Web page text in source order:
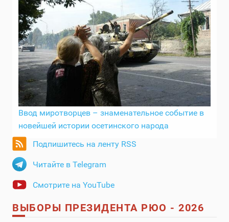
Ввод миротворцев – знаменательное событие в
новейшей истории осетинского народа
Подпишитесь на ленту RSS
Читайте в Telegram
Смотрите на YouTube
ВЫБОРЫ ПРЕЗИДЕНТА РЮО - 2026